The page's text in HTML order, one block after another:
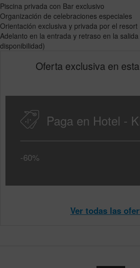
Piscina privada con Bar exclusivo
Organización de celebraciones especiales
Orientación exclusiva y privada por el resort
Adelanto en la entrada y retraso en la
disponibilidad)
Oferta exclusiva en
Paga en Hotel -
-60%
Ver todas las